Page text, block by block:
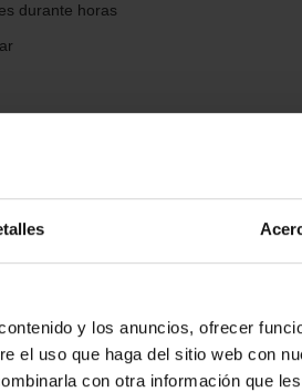
y los anuncios, ofrecer
el uso que haga del sitio web con
con otra información que
durante horas